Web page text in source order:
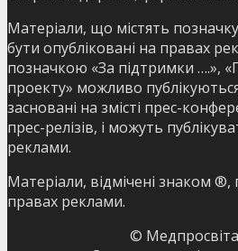
Матеріали, що містять
бути опубліковані на правах
позначкою «За підтримки ….»,
проекту» можливо
засновані на змісті прес-
прес-релізів, і можуть
реклами.
Матеріали, відмічені знаком ®,
правах реклами.
© Медпросвіта